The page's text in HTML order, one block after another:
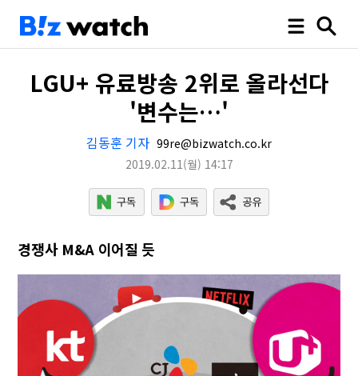
LGU+ 유료방송 2위로 올라선다
'변수는…'
김동훈 기자 99re@bizwatch.co.kr
2019.02.11(월) 14:17
경쟁사 M&A 이어질 듯